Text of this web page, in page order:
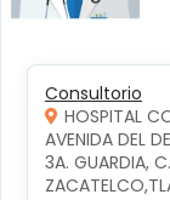
Consultorio
HOSPITAL
AVENIDA DEL
3A. GUARDIA,